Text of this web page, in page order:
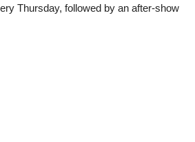
Thursday, followed by an after-show